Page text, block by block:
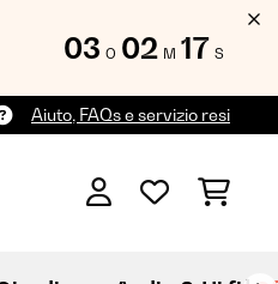
03 O 02 M 16 S
Aiuto, FAQs e servizio resi